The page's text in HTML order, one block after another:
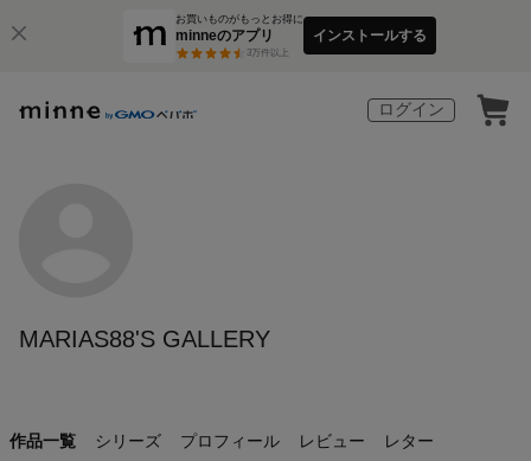
お買いものがもっとお得に
minneのアプリ
3万件以上
インストールする
ログイン
MARIAS88'S GALLERY
作品一覧 シリーズ プロフィール レビュー レター